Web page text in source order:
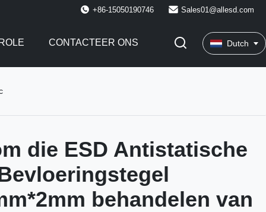
+86-15050190746 Sales01@allesd.com
CONTACTEER ONS Dutch
die ESD Antistatische
behandelen van